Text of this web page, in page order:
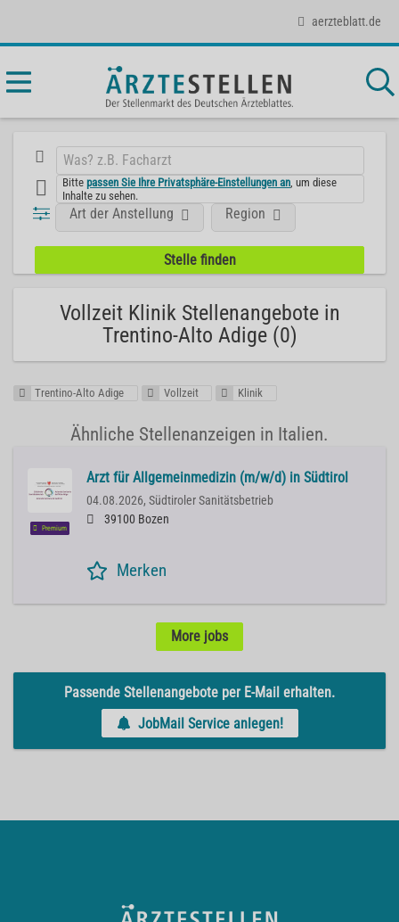
aerzteblatt.de
Bittepassen Sie Ihre Privatsphäre-Einstellungen an , um diese
Inhalte zu sehen.
Art der Anstellung Region
Vollzeit Klinik Stellenangebote in
Trentino-Alto Adige (0)
Trentino-Alto Adige Vollzeit Klinik
Ähnliche Stellenanzeigen in Italien.
Premium
Arzt für Allgemeinmedizin (m/w/d) in Südtirol
04.08.2026, Südtiroler Sanitätsbetrieb
39100 Bozen
Merken
More jobs
Passende Stellenangebote per E-Mail erhalten.
JobMail Service anlegen!